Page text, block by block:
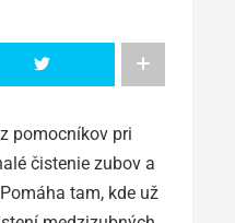
pomocníkov pri
čistenie zubov a
tam, kde už